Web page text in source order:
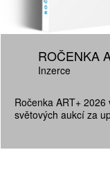
ROČENKA
Inzerce
Ročenka ART+
světových aukcí za